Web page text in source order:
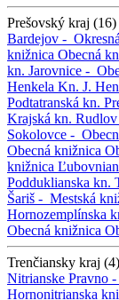
Prešovský kraj (16)
Bardejov -
knižnica Obecná
kn. Jarovnice -
Henkela Kn. J.
Podtatranská kn.
Krajská kn.
Sokolovce -
Obecná knižnica
knižnica
Podduklianska kn.
Šariš - Mestská
Hornozemplínska
Obecná knižnica
Trenčiansky kraj (4)
Nitrianske Pravno -
Hornonitrianska